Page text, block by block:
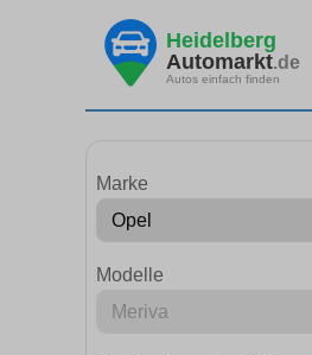
Heidelberg
Automarkt.de
Autos einfach finden
Marke
Modelle